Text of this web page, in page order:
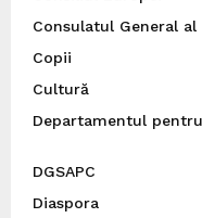
Consulatul General
Copii
Cultură
Departamentul
DGSAPC
Diaspora